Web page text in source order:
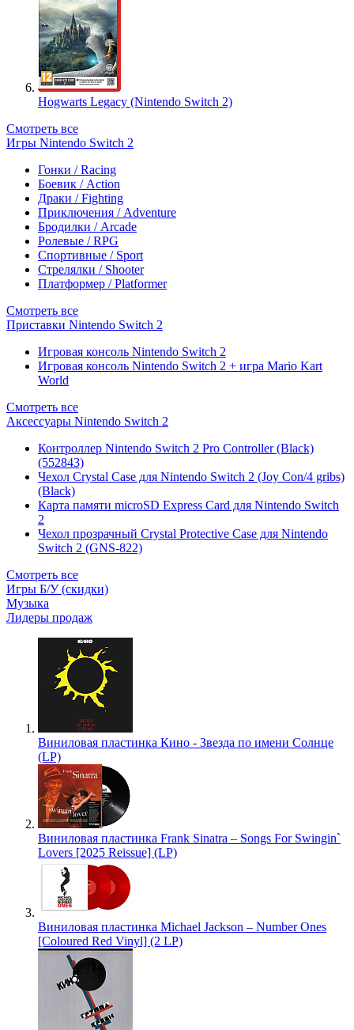
Hogwarts Legacy (Nintendo Switch 2)
Смотреть все
Игры Nintendo Switch 2
Гонки / Racing
Боевик / Action
Драки / Fighting
Приключения / Adventure
Бродилки / Arcade
Ролевые / RPG
Спортивные / Sport
Стрелялки / Shooter
Платформер / Platformer
Смотреть все
Приставки Nintendo Switch 2
Игровая консоль Nintendo Switch 2
Игровая консоль Nintendo Switch 2 + игра Mario Kart
World
Смотреть все
Аксессуары Nintendo Switch 2
Контроллер Nintendo Switch 2 Pro Controller (Black)
(552843)
Чехол Сrystal Сase для Nintendo Switch 2 (Joy Con/4 gribs)
(Black)
Карта памяти microSD Express Card для Nintendo Switch
2
Чехол прозрачный Crystal Protective Case для Nintendo
Switch 2 (GNS-822)
Смотреть все
Игры Б/У (скидки)
Музыка
Лидеры продаж
Виниловая пластинка Кино - Звезда по имени Солнце
(LP)
Виниловая пластинка Frank Sinatra – Songs For Swingin`
Lovers [2025 Reissue] (LP)
Виниловая пластинка Michael Jackson – Number Ones
[Coloured Red Vinyl] (2 LP)